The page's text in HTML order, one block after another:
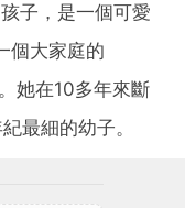
子，是一個可愛
個大家庭的
她在10多年來斷
最細的幼子。